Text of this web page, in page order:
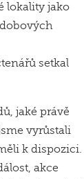
lokality jako
setkal
jaké právě
vyrůstali
k dispozici.
akce